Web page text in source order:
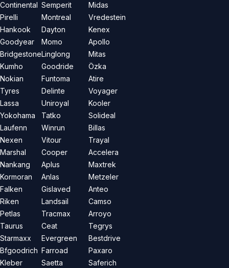
Continental
Pirelli
Hankook
Goodyear
Bridgestone
Kumho
Nokian
Tyres
Lassa
Yokohama
Laufenn
Nexen
Marshal
Nankang
Kormoran
Falken
Riken
Petlas
Taurus
Starmaxx
Bfgoodrich
Kleber
Semperit
Montreal
Dayton
Momo
Linglong
Goodride
Funtoma
Delinte
Uniroyal
Tatko
Winrun
Vitour
Cooper
Aplus
Anlas
Gislaved
Landsail
Tracmax
Ceat
Evergreen
Farroad
Saetta
Midas
Vredestein
Kenex
Apollo
Mitas
Özka
Atire
Voyager
Kooler
Solideal
Billas
Trayal
Accelera
Maxtrek
Metzeler
Anteo
Camso
Arroyo
Tegrys
Bestdrive
Paxaro
Saferich